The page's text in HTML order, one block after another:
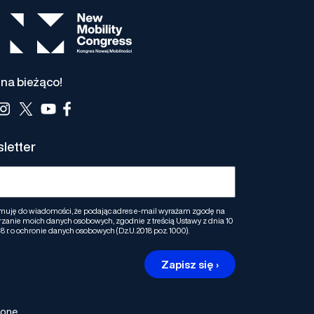
bieżąco!
do wiadomości, że podając adres e-mail wyrażam zgodę na
moich danych osobowych, zgodnie z treścią Ustawy z dnia 10
r. o ochronie danych osobowych (Dz.U. 2018 poz. 1000).
Zapisz się ›